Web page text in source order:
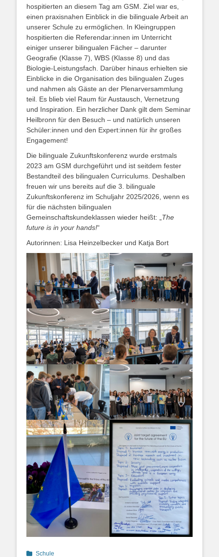
hospitierten an diesem Tag am GSM. Ziel war es,
einen praxisnahen Einblick in die bilinguale Arbeit an
unserer Schule zu ermöglichen. In Kleingruppen
hospitierten die Referendar:innen im Unterricht
einiger unserer bilingualen Fächer – darunter
Geografie (Klasse 7), WBS (Klasse 8) und das
Biologie-Leistungsfach. Darüber hinaus erhielten sie
Einblicke in die Organisation des bilingualen Zuges
und nahmen als Gäste an der Plenarversammlung
teil. Es blieb viel Raum für Austausch, Vernetzung
und Inspiration. Ein herzlicher Dank gilt dem Seminar
Heilbronn für den Besuch – und natürlich unseren
Schüler:innen und den Expert:innen für ihr großes
Engagement!
Die bilinguale Zukunftskonferenz wurde erstmals
2023 am GSM durchgeführt und ist seitdem fester
Bestandteil des bilingualen Curriculums. Deshalben
freuen wir uns bereits auf die 3. bilinguale
Zukunftskonferenz im Schuljahr 2025/2026, wenn es
für die nächsten bilingualen
Gemeinschaftskundeklassen wieder heißt: „ The
future is in your hands!“
Autorinnen: Lisa Heinzelbecker und Katja Bort
Categories
Schule